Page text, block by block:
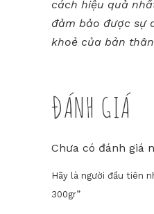
cách hiệu quả
đảm bảo được sự
khoẻ của bản thân
ĐÁNH GIÁ
Chưa có đánh giá
Hãy là người đầu tiên
300gr”